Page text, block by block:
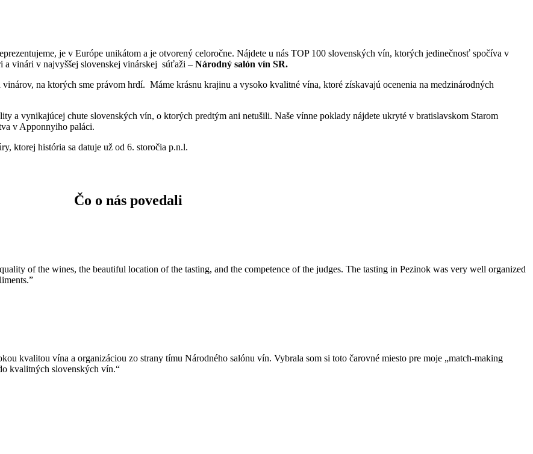
je v Európe unikátom a je otvorený celoročne. Nájdete u nás TOP 100 slovenských vín, ktorých jedinečnosť spočíva v
vinári v najvyššej slovenskej vinárskej súťaži – Národný salón vín SR.
na ktorých sme právom hrdí. Máme krásnu krajinu a vysoko kvalitné vína, ktoré získavajú ocenenia na medzinárodných
a vynikajúcej chute slovenských vín, o ktorých predtým ani netušili. Naše vínne poklady nájdete ukryté v bratislavskom Starom
v Apponnyiho paláci.
ktorej história sa datuje už od 6. storočia p.n.l.
Čo o nás povedali
of the wines, the beautiful location of the tasting, and the competence of the judges. The tasting in Pezinok was very well organized
kvalitou vína a organizáciou zo strany tímu Národného salónu vín. Vybrala som si toto čarovné miesto pre moje „match-making
kvalitných slovenských vín.“